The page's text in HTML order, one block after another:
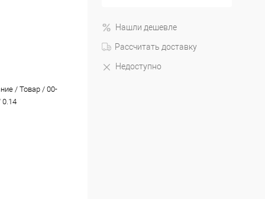
/ Товар / 00-
0.14
Нашли дешевле
Рассчитать доставку
Недоступно